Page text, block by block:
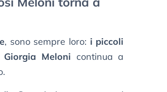
, sono sempre loro: i piccoli
Giorgia Meloni continua a